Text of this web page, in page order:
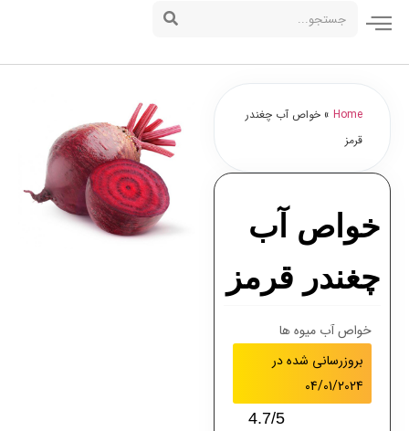
Home
» خواص آب چغندر
قرمز
خواص آب
چغندر قرمز
خواص آب میوه ها
بروزرسانی شده در
04/01/2024
4.7/5